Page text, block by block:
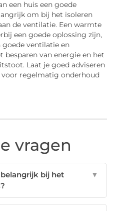
een huis een goede
om bij het isoleren
de ventilatie. Een warmte
een goede oplossing zijn,
ventilatie en
besparen van energie en het
Laat je goed adviseren
regelmatig onderhoud
vragen
bij het
▼